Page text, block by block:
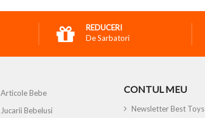
REDUCERI
De Sarbatori
Articole Bebe
Jucarii Bebelusi
CONTUL MEU
Newsletter Best Toys